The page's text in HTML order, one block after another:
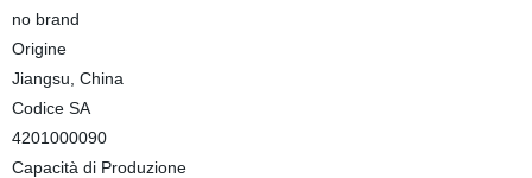
no brand
Origine
Jiangsu, China
Codice SA
4201000090
Capacità di Produzione